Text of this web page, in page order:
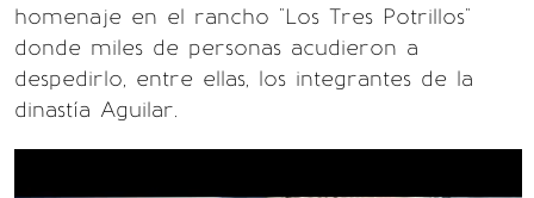
homenaje en el rancho "Los Tres Potrillos"
donde miles de personas acudieron a
despedirlo, entre ellas, los integrantes de la
dinastía Aguilar.